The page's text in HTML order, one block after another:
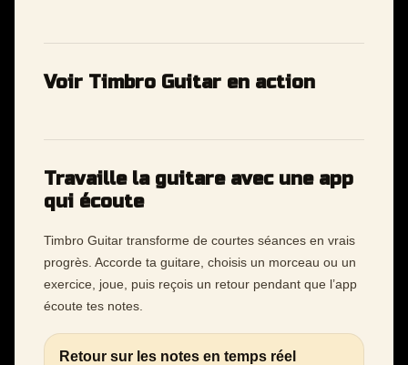
Voir Timbro Guitar en action
Travaille la guitare avec une app
qui écoute
Timbro Guitar transforme de courtes séances en vrais
progrès. Accorde ta guitare, choisis un morceau ou un
exercice, joue, puis reçois un retour pendant que l’app
écoute tes notes.
Retour sur les notes en temps réel